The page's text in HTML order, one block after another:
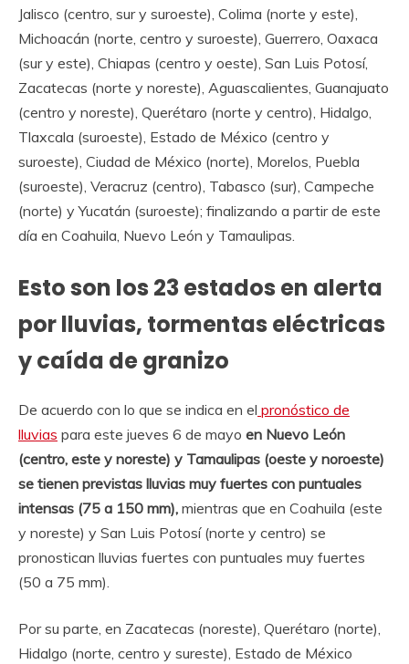
Jalisco (centro, sur y suroeste), Colima (norte y este),
Michoacán (norte, centro y suroeste), Guerrero, Oaxaca
(sur y este), Chiapas (centro y oeste), San Luis Potosí,
Zacatecas (norte y noreste), Aguascalientes, Guanajuato
(centro y noreste), Querétaro (norte y centro), Hidalgo,
Tlaxcala (suroeste), Estado de México (centro y
suroeste), Ciudad de México (norte), Morelos, Puebla
(suroeste), Veracruz (centro), Tabasco (sur), Campeche
(norte) y Yucatán (suroeste); finalizando a partir de este
día en Coahuila, Nuevo León y Tamaulipas.
Esto son los 23 estados en alerta
por lluvias, tormentas eléctricas
y caída de granizo
De acuerdo con lo que se indica en el pronóstico de
lluvias para este jueves 6 de mayo en Nuevo León
(centro, este y noreste) y Tamaulipas (oeste y noroeste)
se tienen previstas lluvias muy fuertes con puntuales
intensas (75 a 150 mm), mientras que en Coahuila (este
y noreste) y San Luis Potosí (norte y centro) se
pronostican lluvias fuertes con puntuales muy fuertes
(50 a 75 mm).
Por su parte, en Zacatecas (noreste), Querétaro (norte),
Hidalgo (norte, centro y sureste), Estado de México